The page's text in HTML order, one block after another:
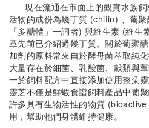
現在流通在市面上的觀賞水族飼
活物的成份為幾丁質 (chitin) 、葡
「多醣體」一詞者) 與維生素 (維生
章先前已介紹過幾丁質。關於葡聚
加劑的原料常來自於酵母菌萃取純
大量存在於細菌、乳酸菌、穀類與
一於飼料配方中直接添加使用整朵
靈芝不僅是鮮蝦食譜飼料產品中葡
許多具有生物活性的物質
用，幫助牠們身體維持健康。